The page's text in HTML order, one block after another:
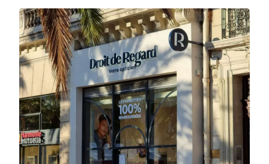
1000 personnes que nous avons interrogées ont
l’expérience d’avoir renoncé à un traitement essentiel
sur leurs verres pour pouvoir se les offrir.
Plus grave : le Ministère de la Santé révèle que le
taux de renoncement aux équipements d’optique pour
des raisons financières est de 10,1% en moyenne,
pour atteindre 17% chez les 20% de Français avec les
revenus les plus faibles.
Nous avons regardé ce qu’il faudrait faire pour